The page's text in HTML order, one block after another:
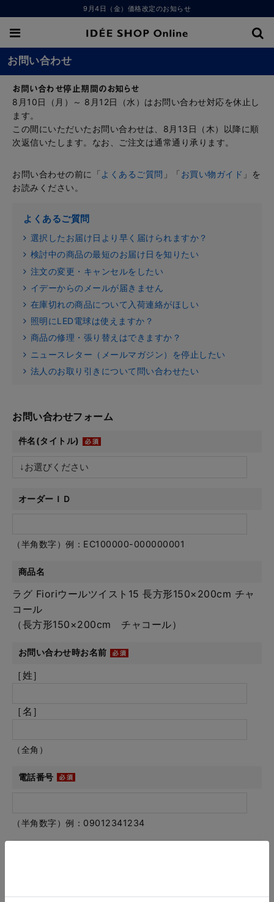
9月4日（金）価格改定のお知らせ
お問い合わせ
お問い合わせ停止期間のお知らせ
8月10日（月）～ 8月12日（水）はお問い合わせ対応を休止し
ます。
この間にいただいたお問い合わせは、8月13日（木）以降に順
次返信いたします。なお、ご注文は通常通り承ります。
お問い合わせの前に「よくあるご質問 」「お買い物ガイド 」を
お読みください。
よくあるご質問
選択したお届け日より早く届けられますか？
検討中の商品の最短のお届け日を知りたい
注文の変更・キャンセルをしたい
イデーからのメールが届きません
在庫切れの商品について入荷連絡がほしい
照明にLED電球は使えますか？
商品の修理・張り替えはできますか？
ニュースレター（メールマガジン）を停止したい
法人のお取り引きについて問い合わせたい
お問い合わせフォーム
件名(タイトル)
オーダーＩＤ
（半角数字）例：EC100000-000000001
商品名
ラグ Fioriウールツイスト15 長方形150×200cm チャ
コール
（長方形150×200cm チャコール）
お問い合わせ時お名前
［姓］
［名］
（全角）
電話番号
（半角数字）例：09012341234
例：info@example.com